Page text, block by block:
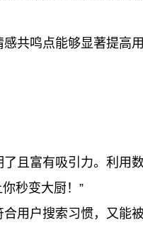
共鸣点能够显著提高
且富有吸引力。利用
秒变大厨！”
用户搜索习惯，又能